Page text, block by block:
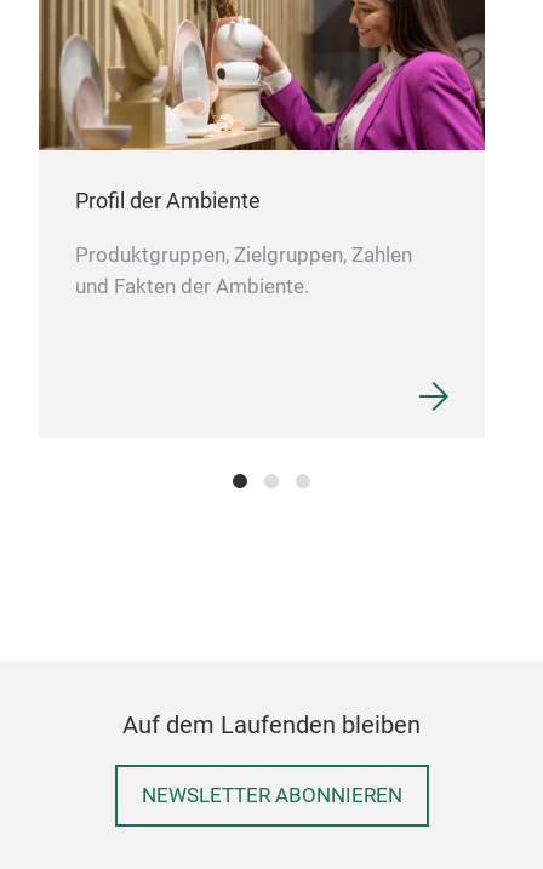
Profil der Ambiente
Produktgruppen, Zielgruppen, Zahlen
und Fakten der Ambiente.
Auf dem Laufenden bleiben
NEWSLETTER ABONNIEREN